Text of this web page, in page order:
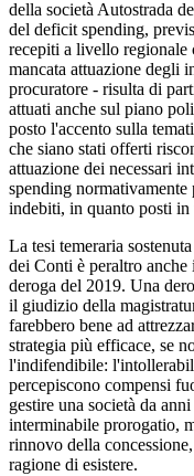
della società Autostrada
del deficit spending,
recepiti a livello
mancata attuazione degli
procuratore - risulta di
attuati anche sul piano
posto l'accento sulla
che siano stati offerti
attuazione dei necessari
spending normativamente
indebiti, in quanto posti
La tesi temeraria
dei Conti è peraltro
deroga del 2019. Una
il giudizio della
farebbero bene ad
strategia più efficace, se
l'indifendibile:
percepiscono compensi
gestire una società da
interminabile prorogatio,
rinnovo della
ragione di esistere.